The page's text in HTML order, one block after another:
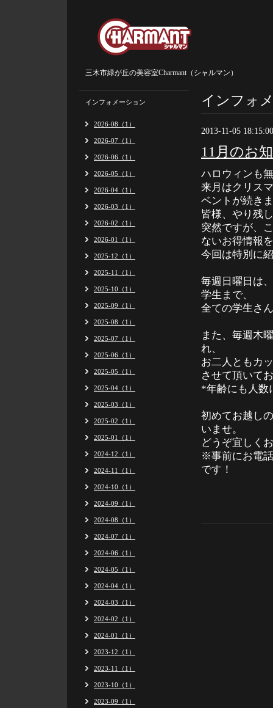
三木市緑が丘の美容室Charmant（シャルマン）
インフォ
2013-11-05 18:15:00
11月のお
ハロウィンも
来月はクリス
ベントが続き
皆様、やり残
突然ですが、
ないお得情報を
今回は特別に
毎週日曜日は
学生まで、
全ての学生さ
また、毎週木
れ、
お二人ともカ
させて頂いて
*年齢にも人数
初めてお越し
いませ。
どうぞ宜しく
※事前にお電
です！
インフォメーション
2026-08（1）
2026-07（1）
2026-06（1）
2026-05（1）
2026-04（1）
2026-03（1）
2026-02（1）
2026-01（1）
2025-12（1）
2025-11（1）
2025-10（1）
2025-09（1）
2025-08（1）
2025-07（1）
2025-06（1）
2025-05（1）
2025-04（1）
2025-03（1）
2025-02（1）
2025-01（1）
2024-12（1）
2024-11（1）
2024-10（1）
2024-09（1）
2024-08（1）
2024-07（1）
2024-06（1）
2024-05（1）
2024-04（1）
2024-03（1）
2024-02（1）
2024-01（1）
2023-12（1）
2023-11（1）
2023-10（1）
2023-09（1）